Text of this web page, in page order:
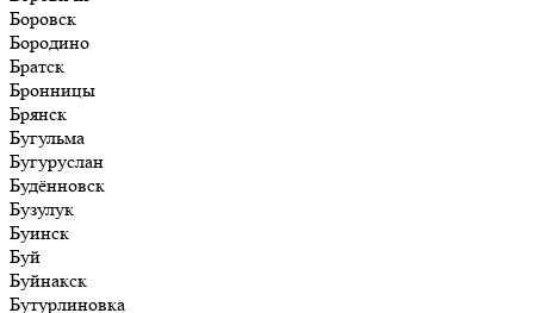
Боровск
Бородино
Братск
Бронницы
Брянск
Бугульма
Бугуруслан
Будённовск
Бузулук
Буинск
Буй
Буйнакск
Бутурлиновка